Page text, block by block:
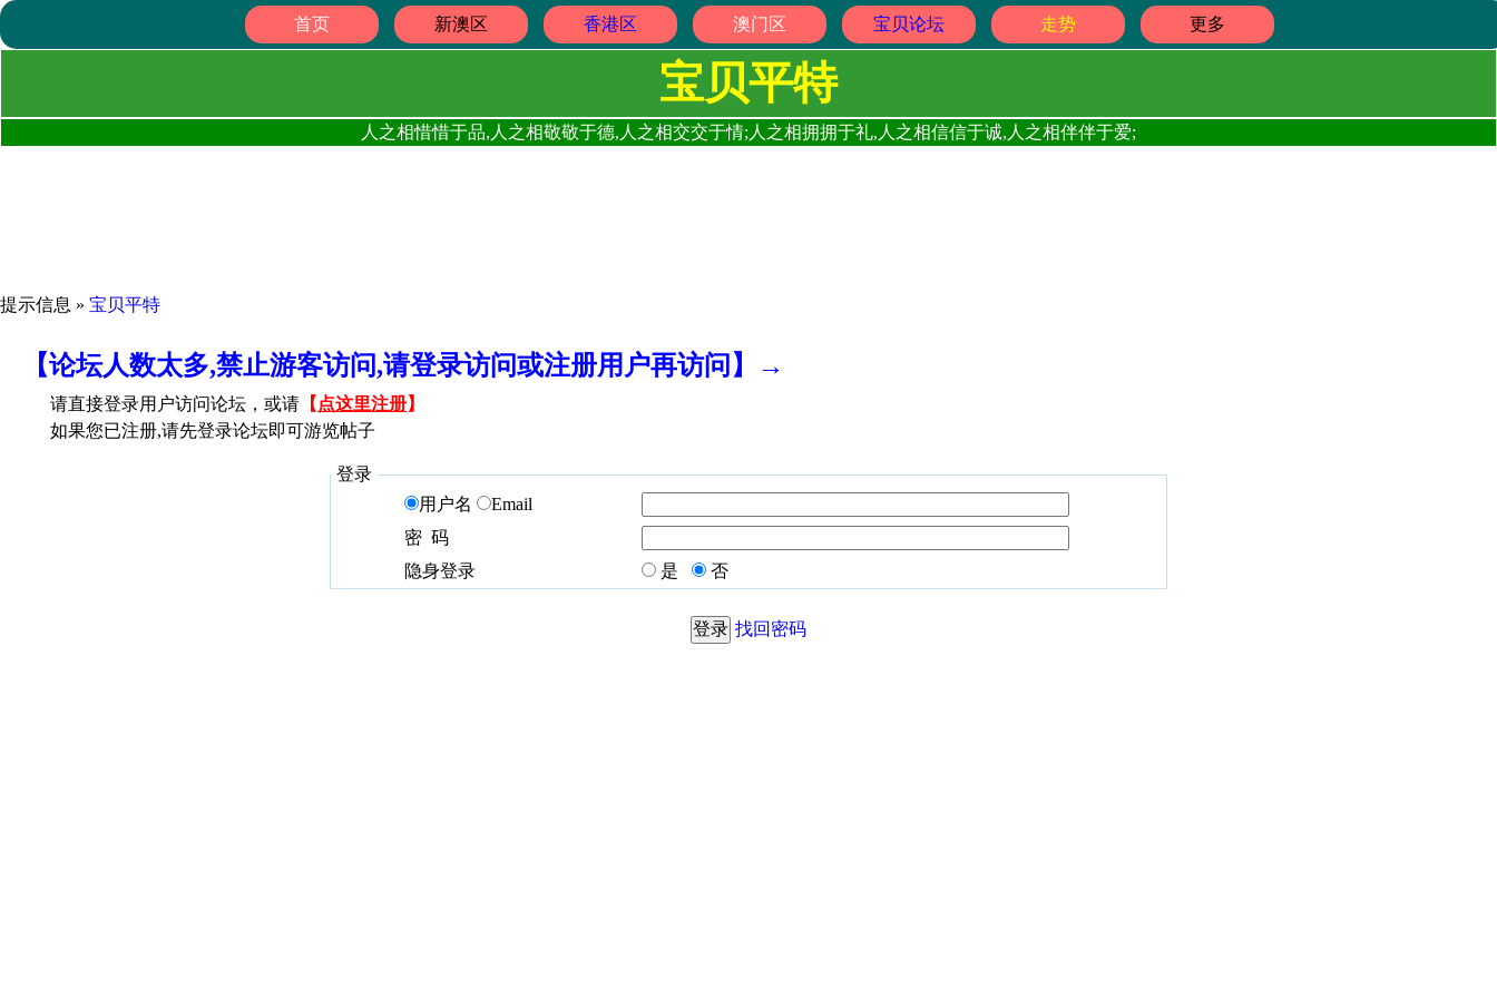
首页 新澳区 香港区 澳门区 宝贝论坛 走势 更多
宝贝平特
人之相惜惜于品,人之相敬敬于德,人之相交交于情;人之相拥拥于礼,人之相信信于诚,人之相伴伴于爱;
提示信息 » 宝贝平特
【论坛人数太多,禁止游客访问,请登录访问或注册用户再访问】→
请直接登录用户访问论坛，或请 【 点这里注册】
如果您已注册,请先登录论坛即可游览帖子
登录
用户名
Email
密 码
隐身登录
是 否
找回密码